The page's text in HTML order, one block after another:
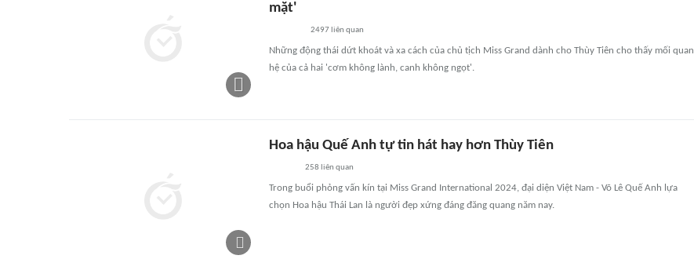
mặt'
2497liên quan
Những động thái dứt khoát và xa cách của chủ tịch Miss Grand dành cho Thùy Tiên cho thấy mối quan
hệ của cả hai 'cơm không lành, canh không ngọt'.
Hoa hậu Quế Anh tự tin hát hay hơn Thùy Tiên
258 liên quan
Trong buổi phỏng vấn kín tại Miss Grand International 2024, đại diện Việt Nam - Võ Lê Quế Anh lựa
chọn Hoa hậu Thái Lan là người đẹp xứng đáng đăng quang năm nay.